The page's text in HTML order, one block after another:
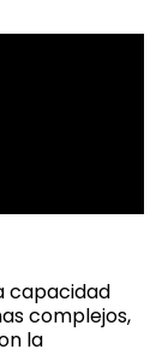
capacidad
complejos,
la